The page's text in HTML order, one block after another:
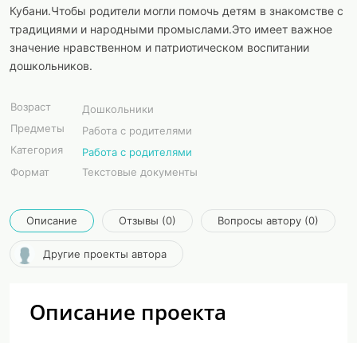
Кубани.Чтобы родители могли помочь детям в знакомстве с
традициями и народными промыслами.Это имеет важное
значение нравственном и патриотическом воспитании
дошкольников.
Возраст
Дошкольники
Предметы
Работа с родителями
Категория
Работа с родителями
Формат
Текстовые документы
Описание Отзывы (0) Вопросы автору (0)
Другие проекты автора
Описание проекта